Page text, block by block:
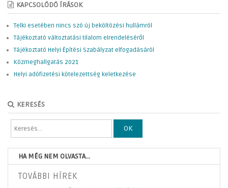
KAPCSOLÓDÓ ÍRÁSOK
Telki esetében nincs szó új beköltözési hullámról
Tájékoztató változtatási tilalom elrendeléséről
Tájékoztató Helyi Építési Szabályzat elfogadásáról
Közmeghallgatás 2021
Helyi adófizetési kötelezettség keletkezése
KERESÉS
OK
HA MÉG NEM OLVASTA...
TOVÁBBI HÍREK